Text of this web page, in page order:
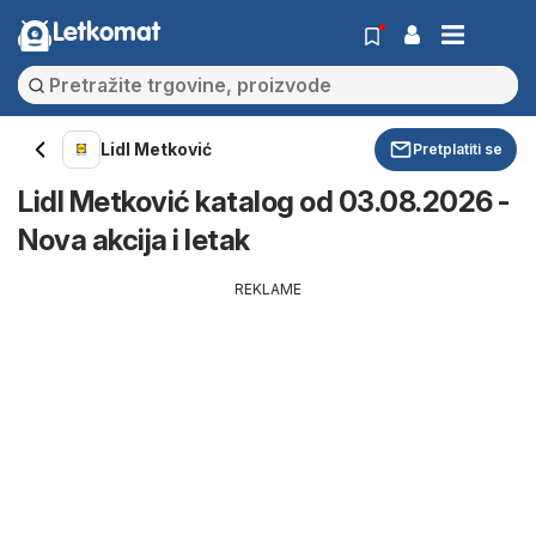
Letkomat
Lidl Metković Pretplatiti se
Lidl Metković katalog od 03.08.2026 -
Nova akcija i letak
REKLAME